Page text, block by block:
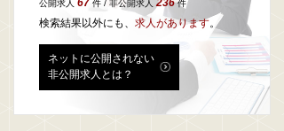
公開求人 67 件 / 非公開求人 236件
検索結果以外にも、 求人があります。
ネットに公開されない
非公開求人とは？